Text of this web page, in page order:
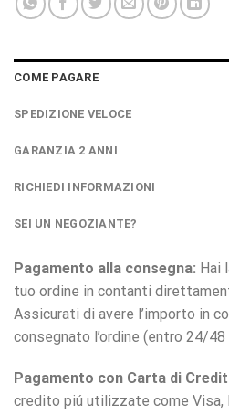
COME PAGARE
SPEDIZIONE VELOCE
GARANZIA 2 ANNI
RICHIEDI INFORMAZIONI
SEI UN NEGOZIANTE?
Pagamento alla consegna: Hai
tuo ordine in contanti
Assicurati di avere l’importo in
consegnato l’ordine (entro 24/48
Pagamento con Carta di
credito piú utilizzate come Visa,